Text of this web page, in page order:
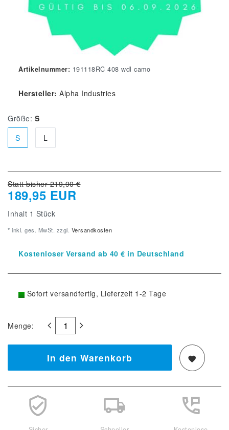
Artikelnummer: 191118RC 408 wdl camo
Hersteller: Alpha Industries
Größe: S
S
L
Statt bisher 219,90 €
189,95 EUR
Inhalt 1 Stück
* inkl. ges. MwSt. zzgl. Versandkosten
Kostenloser Versand ab 40 € in Deutschland
Sofort versandfertig, Lieferzeit 1-2 Tage
Menge:
In den Warenkorb